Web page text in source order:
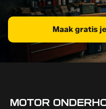
Maak gratis
MOTOR